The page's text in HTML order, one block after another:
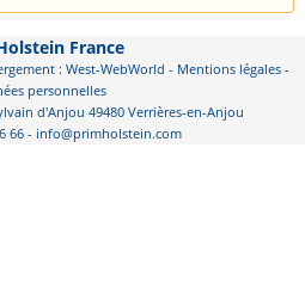
France
: West-WebWorld - Mentions légales-
personnelles
d'Anjou 49480 Verrières-en-Anjou
66 - info@primholstein.com